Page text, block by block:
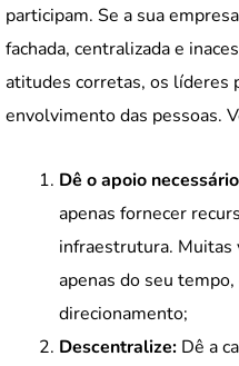
participam. Se a sua
fachada, centralizada e
atitudes corretas, os líderes
envolvimento das pessoas.
Dê o apoio
apenas fornecer
infraestrutura. Muitas
apenas do seu
direcionamento;
Descentralize: Dê a